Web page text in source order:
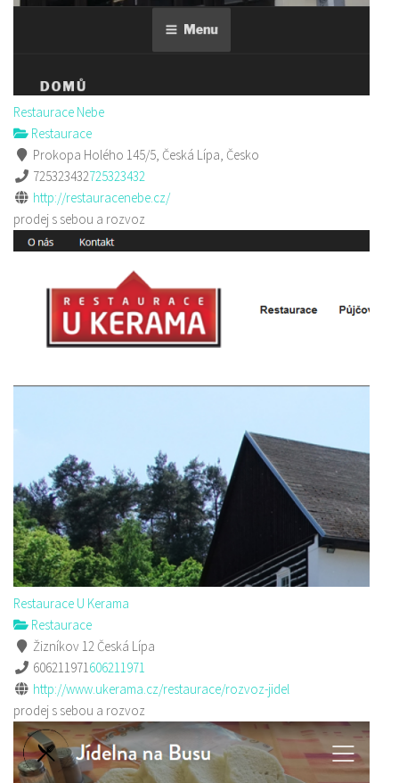
Restaurace Nebe
Restaurace
Prokopa Holého 145/5, Česká Lípa, Česko
725323432725323432
http://restauracenebe.cz/
prodej s sebou a rozvoz
Restaurace U Kerama
Restaurace
Žizníkov 12 Česká Lípa
606211971606211971
http://www.ukerama.cz/restaurace/rozvoz-jidel
prodej s sebou a rozvoz